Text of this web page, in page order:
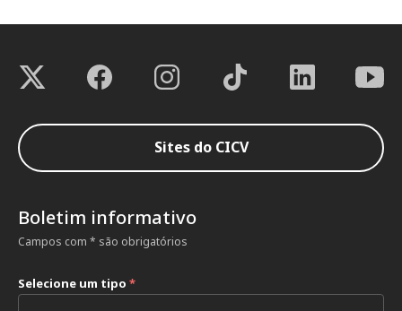
Sites do CICV
Boletim informativo
Campos com * são obrigatórios
Selecione um tipo *